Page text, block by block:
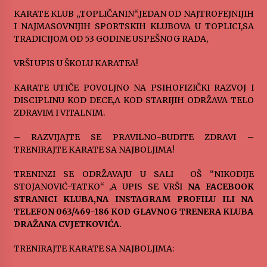
„Караван безбедности саобраћаја
3 months ago
SPORTSKA INFORMACIJA
Povratak u kancelarije časopisa Runway u filmu
3 months ago
CINEPLEXX NIŠ BIOSKOP PROSLAVLJA ROĐENDAN
18. APRILA
4 months ago
ЛИТУРГИЈА
KARATE KLUB „TOPLIČANIN“,JEDAN OD NAJTROFEJNIJIH
I NAJMASOVNIJIH SPORTSKIH KLUBOVA U TOPLICI,SA
TRADICIJOM OD 53 GODINE USPEŠNOG RADA,
VRŠI UPIS U ŠKOLU KARATEA!
KARATE UTIČE POVOLJNO NA PSIHOFIZIČKI RAZVOJ I
DISCIPLINU KOD DECE,A KOD STARIJIH ODRŽAVA TELO
ZDRAVIM I VITALNIM.
– RAZVIJAJTE SE PRAVILNO-BUDITE ZDRAVI –
TRENIRAJTE KARATE SA NAJBOLJIMA!
TRENINZI SE ODRŽAVAJU U SALI OŠ “NIKODIJE
STOJANOVIĆ-TATKO“ ,A UPIS SE VRŠI NA FACEBOOK
STRANICI KLUBA,NA INSTAGRAM PROFILU ILI NA
TELEFON 063/469-186 KOD GLAVNOG TRENERA KLUBA
DRAŽANA CVJETKOVIĆA.
TRENIRAJTE KARATE SA NAJBOLJIMA: